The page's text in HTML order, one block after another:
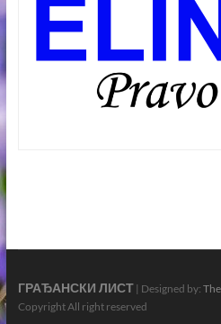
ГРАЂАНСКИ ЛИСТ| Designed by:
Copyright All right reserved